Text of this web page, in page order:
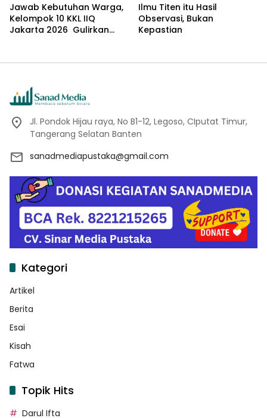
Jawab Kebutuhan Warga,
Kelompok 10 KKL IIQ
Jakarta 2026 Gulirkan
Ilmu Titen itu Hasil
Observasi, Bukan
Kepastian
Jl. Pondok Hijau raya, No B1-12, Legoso, CIputat Timur,
Tangerang Selatan Banten
sanadmediapustaka@gmail.com
Kategori
Artikel
Berita
Esai
Kisah
Fatwa
Topik Hits
Darul Ifta